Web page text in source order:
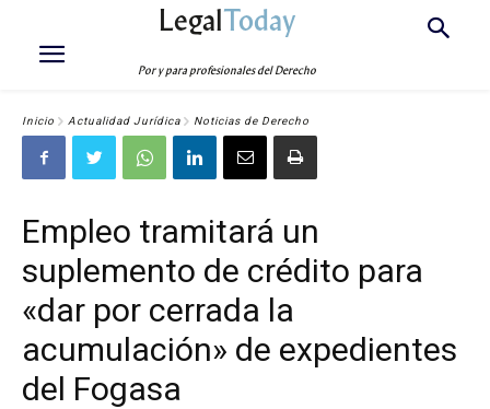
LegalToday
Por y para profesionales del Derecho
Inicio Actualidad Jurídica Noticias de Derecho
Empleo tramitará un
suplemento de crédito para
«dar por cerrada la
acumulación» de expedientes
del Fogasa